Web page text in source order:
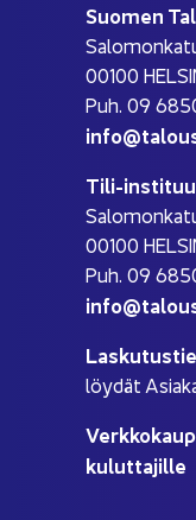
Suo­men
00100
Puh. 09
Tili-​
00100
Puh. 09
löy­dät
ku­lut­ta­jil­le